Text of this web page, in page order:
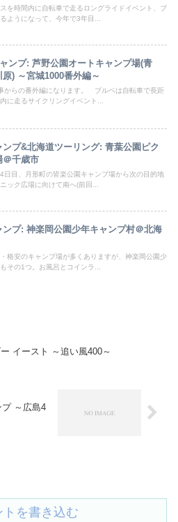
を時間内に自転車で走るロングライドイベント、ブ
ようになって、今年で3年目...
ンプ: 芦野公園オートキャンプ場(青
) ～宮城1000番外編～
からの番外編になります。 ブルベは自転車で長距
に走るサイクリングイベント...
ンプ&北海道ツーリング: 青葉公園ピク
＠千歳市
日目、月形町の皆楽公園キャンプ場から次の目的地
ック広場に向けて南へ(前回...
ンプ: 神楽岡公園少年キャンプ村＠北海
格安のキャンプ場が多くありますが、神楽岡公園少
その1つ。お風呂とコインラ...
イースト ～追い風400～
～広島4
トを書き込む